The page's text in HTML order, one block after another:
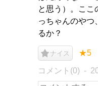
と思う）。ここ
っちゃんのやつ
るか？
ナイス ★5
コメント(0)